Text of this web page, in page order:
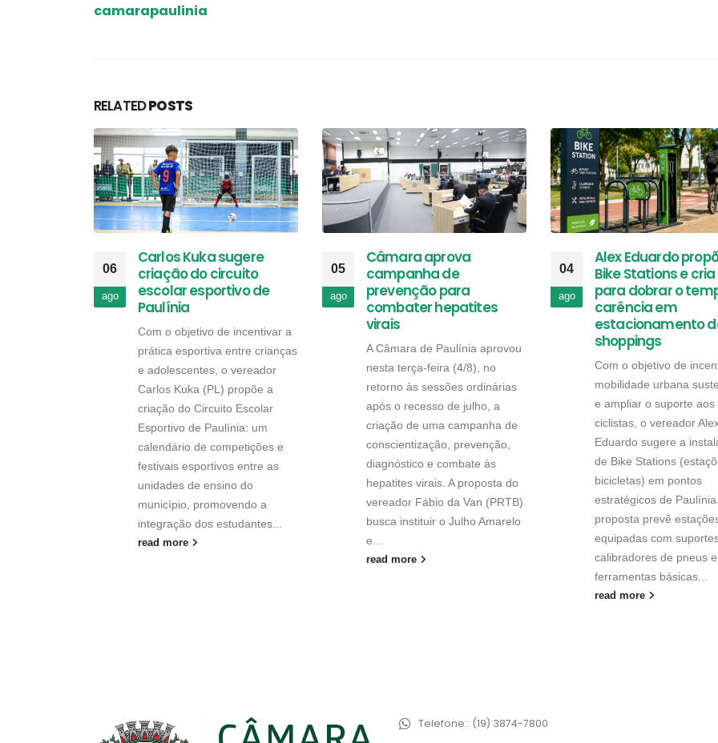
camarapaulinia
RELATEDPOSTS
06
ago
Carlos Kuka sugere
criação do circuito
escolar esportivo de
Paulínia
Com o objetivo de incentivar a
prática esportiva entre crianças
e adolescentes, o vereador
Carlos Kuka (PL) propõe a
criação do Circuito Escolar
Esportivo de Paulínia: um
calendário de competições e
festivais esportivos entre as
unidades de ensino do
município, promovendo a
integração dos estudantes...
read more
05
ago
Câmara aprova
campanha de
prevenção para
combater hepatites
virais
A Câmara de Paulínia aprovou
nesta terça-feira (4/8), no
retorno às sessões ordinárias
após o recesso de julho, a
criação de uma campanha de
conscientização, prevenção,
diagnóstico e combate às
hepatites virais. A proposta do
vereador Fábio da Van (PRTB)
busca instituir o Julho Amarelo
e...
read more
04
ago
Alex Eduardo
Bike Stations e cria
para dobrar o
carência em
estacionamento
shoppings
Com o objetivo de
mobilidade urbana
e ampliar o suporte aos
ciclistas, o vereador
Eduardo sugere a
de Bike Stations
bicicletas) em pontos
estratégicos de
proposta prevê
equipadas com
calibradores de pneus e
ferramentas básicas...
read more
Telefone:: (19) 3874-7800